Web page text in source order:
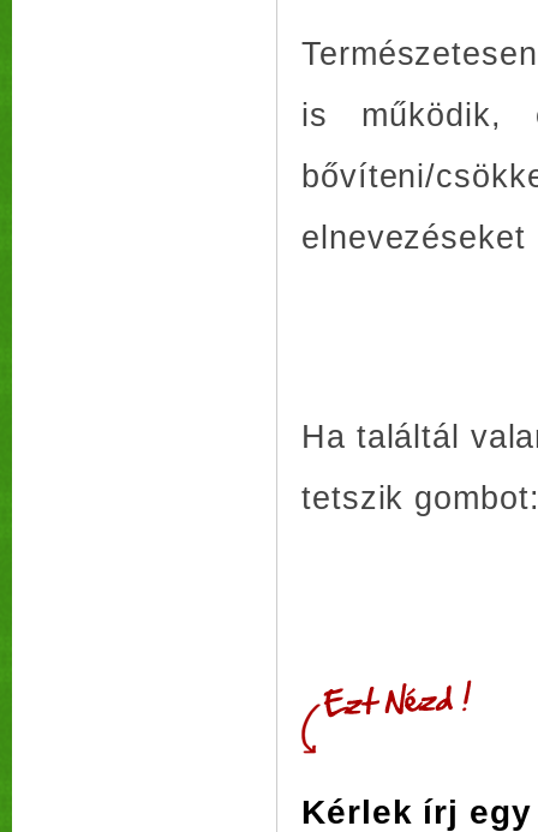
is működik,
bővíteni/
Ha találtál
tetszik
Kérlek írj